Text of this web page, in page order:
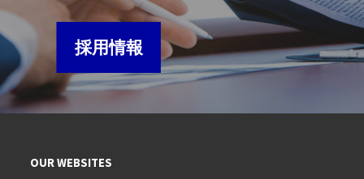
採用情報
OUR WEBSITES